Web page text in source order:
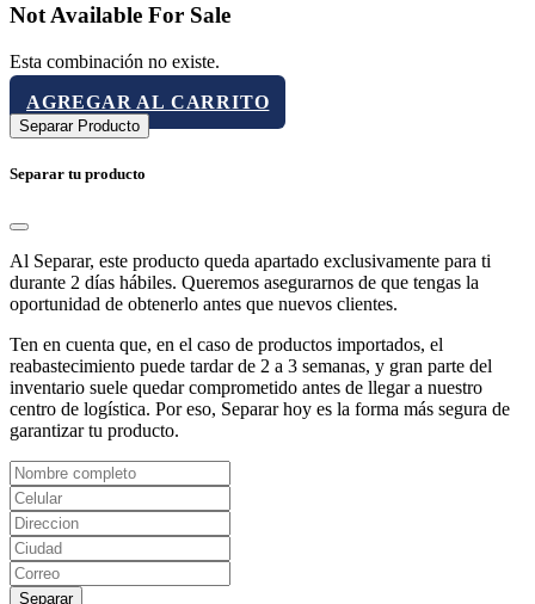
Not Available For Sale
Esta combinación no existe.
AGREGAR AL CARRITO
Separar Producto
Separar tu producto
Al Separar, este producto queda apartado exclusivamente para ti
durante 2 días hábiles. Queremos asegurarnos de que tengas la
oportunidad de obtenerlo antes que nuevos clientes.
Ten en cuenta que, en el caso de productos importados, el
reabastecimiento puede tardar de 2 a 3 semanas, y gran parte del
inventario suele quedar comprometido antes de llegar a nuestro
centro de logística. Por eso, Separar hoy es la forma más segura de
garantizar tu producto.
Separar